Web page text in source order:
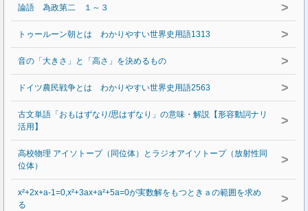
論語 為政第二 １～３ >
トゥールーン朝とは わかりやすい世界史用語1313 >
音の「大きさ」と「高さ」を決めるもの >
ドイツ農民戦争とは わかりやすい世界史用語2563 >
古文単語「おもはずなり/思はずなり」の意味・解説【形容動詞ナリ
活用】
>
高校物理 アイソトープ（同位体）とラジオアイソトープ（放射性同
位体）
>
x²+2x+a-1=0,x²+3ax+a²+5a=0が実数解をもつときａの範囲を求め
る
>